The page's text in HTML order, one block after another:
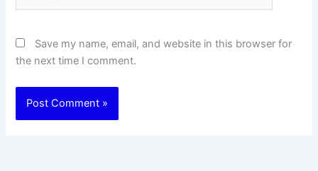
Save my name, email, and website in this browser for
the next time I comment.